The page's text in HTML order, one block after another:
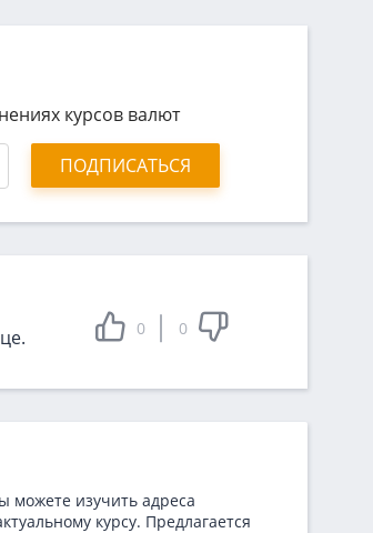
курсов валют
ПОДПИСАТЬСЯ
0 0
можете изучить адреса
курсу. Предлагается